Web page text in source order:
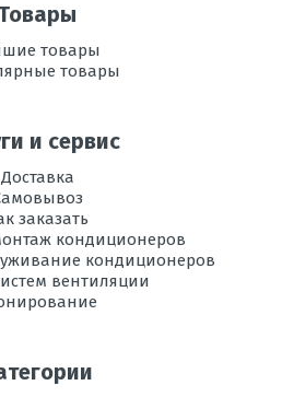
товары
товары
и сервис
Доставка
заказать
кондиционеров
кондиционеров
вентиляции